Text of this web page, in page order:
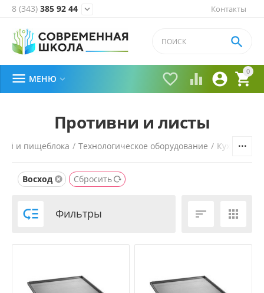
Контакты
8 (343) 385 92 44 
0


 

 МЕНЮ 
Противни и листы
и пищеблока / Технологическое оборудование / Кухонный
Восход Сбросить
 Фильтры  